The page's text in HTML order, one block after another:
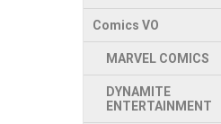
Comics VO
MARVEL COMICS
DYNAMITE
ENTERTAINMENT